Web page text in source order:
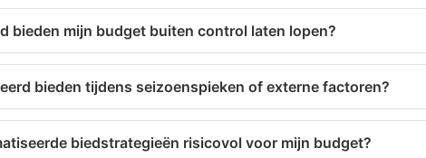
bieden mijn budget buiten control laten lopen?
bieden tijdens seizoenspieken of externe factoren?
biedstrategieën risicovol voor mijn budget?